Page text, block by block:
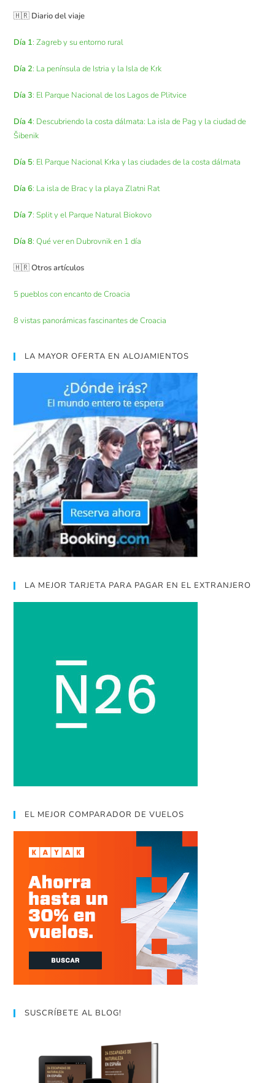
🇭🇷 Diario del viaje
Día 1: Zagreb y su entorno rural
Día 2: La península de Istria y la Isla de Krk
Día 3: El Parque Nacional de los Lagos de Plitvice
Día 4: Descubriendo la costa dálmata: La isla de Pag y la ciudad de
Šibenik
Día 5: El Parque Nacional Krka y las ciudades de la costa dálmata
Día 6: La isla de Brac y la playa Zlatni Rat
Día 7: Split y el Parque Natural Biokovo
Día 8: Qué ver en Dubrovnik en 1 día
🇭🇷Otros artículos
5 pueblos con encanto de Croacia
8 vistas panorámicas fascinantes de Croacia
LA MAYOR OFERTA EN ALOJAMIENTOS
LA MEJOR TARJETA PARA PAGAR EN EL EXTRANJERO
EL MEJOR COMPARADOR DE VUELOS
SUSCRÍBETE AL BLOG!